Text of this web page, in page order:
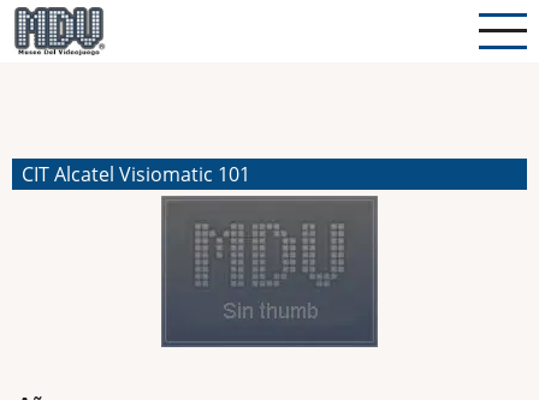
Pasar
al
CIT Alcatel Visiomatic 101